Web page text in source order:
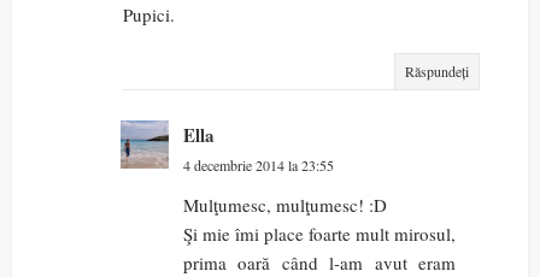
Pupici.
Răspundeți
Ella
4 decembrie 2014 la 23:55
Mulţumesc, mulţumesc! :D
Şi mie îmi place foarte mult mirosul,
prima oară când l-am avut eram